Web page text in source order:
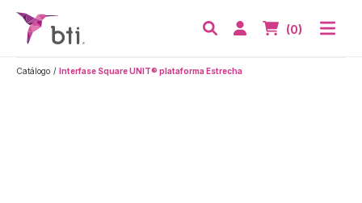
BTI - Human Tecnology
Acceder
Nº de
(0)
Catálogo Interfase Square UNIT® plataforma Estrecha